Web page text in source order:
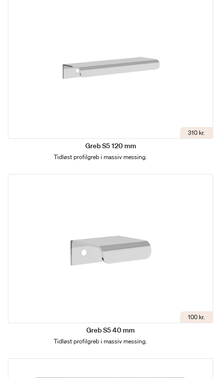
310 kr.
Greb S5 120 mm
Tidløst profilgreb i massiv messing.
100 kr.
Greb S5 40 mm
Tidløst profilgreb i massiv messing.